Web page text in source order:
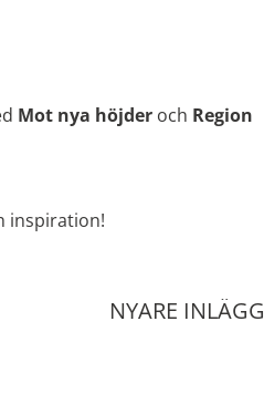
Mot nya höjder och Region
inspiration!
NYARE INLÄGG